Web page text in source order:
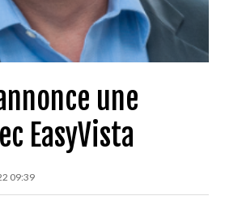
une
EasyVista
09:39